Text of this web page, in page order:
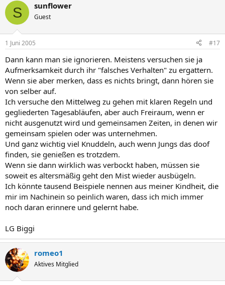
S sunflower
Guest
1 Juni 2005 #17
Dann kann man sie ignorieren. Meistens versuchen sie ja
Aufmerksamkeit durch ihr "falsches Verhalten" zu ergattern.
Wenn sie aber merken, dass es nichts bringt, dann hören sie
von selber auf.
Ich versuche den Mittelweg zu gehen mit klaren Regeln und
gegliederten Tagesabläufen, aber auch Freiraum, wenn er
nicht ausgenutzt wird und gemeinsamen Zeiten, in denen wir
gemeinsam spielen oder was unternehmen.
Und ganz wichtig viel Knuddeln, auch wenn Jungs das doof
finden, sie genießen es trotzdem.
Wenn sie dann wirklich was verbockt haben, müssen sie
soweit es altersmäßig geht den Mist wieder ausbügeln.
Ich könnte tausend Beispiele nennen aus meiner Kindheit, die
mir im Nachinein so peinlich waren, dass ich mich immer
noch daran erinnere und gelernt habe.
LG Biggi
romeo1
Aktives Mitglied